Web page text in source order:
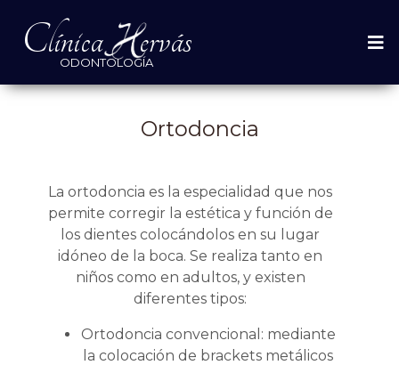
Clínica ervás
ODONTOLOGÍA
Ortodoncia
La ortodoncia es la especialidad que nos
permite corregir la estética y función de
los dientes colocándolos en su lugar
idóneo de la boca. Se realiza tanto en
niños como en adultos, y existen
diferentes tipos:
Ortodoncia convencional: mediante
la colocación de brackets metálicos